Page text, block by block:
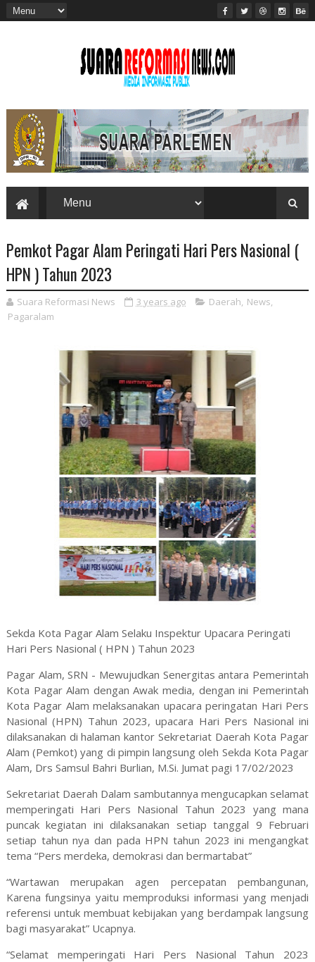
Pemkot Pagar Alam Peringati Hari Pers Nasional (
HPN ) Tahun 2023
Suara Reformasi News 3 years ago Daerah, News,
Pagaralam
Sekda Kota Pagar Alam Selaku Inspektur Upacara Peringati
Hari Pers Nasional ( HPN ) Tahun 2023
Pagar Alam, SRN - Mewujudkan Senergitas antara Pemerintah
Kota Pagar Alam dengan Awak media, dengan ini Pemerintah
Kota Pagar Alam melaksanakan upacara peringatan Hari Pers
Nasional (HPN) Tahun 2023, upacara Hari Pers Nasional ini
dilaksanakan di halaman kantor Sekretariat Daerah Kota Pagar
Alam (Pemkot) yang di pimpin langsung oleh Sekda Kota Pagar
Alam, Drs Samsul Bahri Burlian, M.Si. Jumat pagi 17/02/2023
Sekretariat Daerah Dalam sambutannya mengucapkan selamat
memperingati Hari Pers Nasional Tahun 2023 yang mana
puncak kegiatan ini dilaksanakan setiap tanggal 9 Februari
setiap tahun nya dan pada HPN tahun 2023 ini mengangkat
tema “Pers merdeka, demokrasi dan bermartabat”
“Wartawan merupakan agen percepatan pembangunan,
Karena fungsinya yaitu memproduksi informasi yang menjadi
referensi untuk membuat kebijakan yang berdampak langsung
bagi masyarakat” Ucapnya.
“Selamat memperingati Hari Pers Nasional Tahun 2023